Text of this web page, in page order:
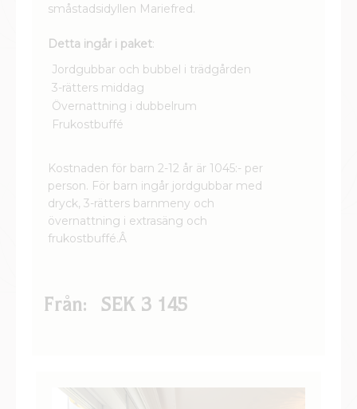
småstadsidyllen Mariefred.
Detta ingår i paket:
Jordgubbar och bubbel i trädgården
3-rätters middag
Övernattning i dubbelrum
Frukostbuffé
Kostnaden för barn 2-12 år är 1045:- per
person. För barn ingår jordgubbar med
dryck, 3-rätters barnmeny och
övernattning i extrasäng och
frukostbuffé.Â
Från: SEK 3 145